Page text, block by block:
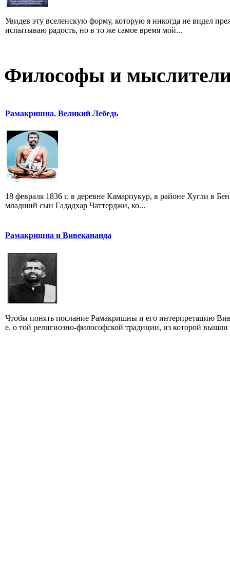
Увидев эту вселенскую форму, которую я никогда не видел
испытываю радость, но в то же самое время мой...
Философы и
Рамакришна. Великий Лебедь
18 февраля 1836 г. в деревне Камарпукур, в районе Хугли в
младший сын Гададхар Чаттерджи, ко...
Рамакришна и Вивекананда
Чтобы понять послание Рамакришны и его интерпретацию
е. о той религиозно-философской традиции, из которой